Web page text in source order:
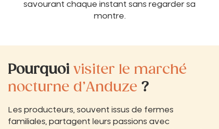
savourant chaque instant sans regarder sa
montre.
Pourquoi visiter le marché
nocturne d’Anduze ?
Les producteurs, souvent issus de fermes
familiales, partagent leurs passions avec